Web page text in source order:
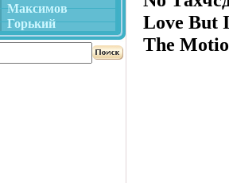
Максимов
Горький
Love But
The